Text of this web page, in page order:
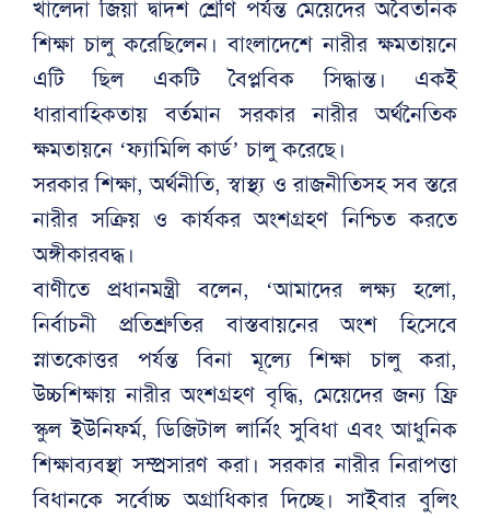
খালেদা জিয়া দ্বাদশ শ্রেণি পর্যন্ত মেয়েদের অবৈতনিক
শিক্ষা চালু করেছিলেন। বাংলাদেশে নারীর ক্ষমতায়নে
এটি ছিল একটি বৈপ্লবিক সিদ্ধান্ত। একই
ধারাবাহিকতায় বর্তমান সরকার নারীর অর্থনৈতিক
ক্ষমতায়নে ‘ফ্যামিলি কার্ড’ চালু করেছে।
সরকার শিক্ষা, অর্থনীতি, স্বাস্থ্য ও রাজনীতিসহ সব স্তরে
নারীর সক্রিয় ও কার্যকর অংশগ্রহণ নিশ্চিত করতে
অঙ্গীকারবদ্ধ।
বাণীতে প্রধানমন্ত্রী বলেন, ‘আমাদের লক্ষ্য হলো,
নির্বাচনী প্রতিশ্রুতির বাস্তবায়নের অংশ হিসেবে
স্নাতকোত্তর পর্যন্ত বিনা মূল্যে শিক্ষা চালু করা,
উচ্চশিক্ষায় নারীর অংশগ্রহণ বৃদ্ধি, মেয়েদের জন্য ফ্রি
স্কুল ইউনিফর্ম, ডিজিটাল লার্নিং সুবিধা এবং আধুনিক
শিক্ষাব্যবস্থা সম্প্রসারণ করা। সরকার নারীর নিরাপত্তা
বিধানকে সর্বোচ্চ অগ্রাধিকার দিচ্ছে। সাইবার বুলিং